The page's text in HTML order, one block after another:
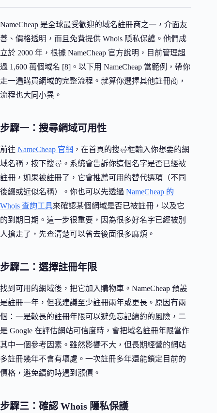
NameCheap 是全球最受歡迎的域名註冊商之一，介面友
善、價格透明，而且免費提供 Whois 隱私保護。他們成
立於 2000 年，根據 NameCheap 官方說明，目前管理超
過 1,600 萬個域名 [8]。以下用 NameCheap 當範例，帶你
走一遍購買網域的完整流程。就算你選擇其他註冊商，
流程也大同小異。
步驟一：搜尋網域可用性
前往 NameCheap 官網 ，在首頁的搜尋框輸入你想要的網
域名稱，按下搜尋。系統會告訴你這個名字是否已經被
註冊，如果被註冊了，它會推薦可用的替代選項（不同
後綴或近似名稱）。你也可以先透過 NameCheap 的
Whois 查詢工具來確認某個網域是否已被註冊，以及它
的到期日期。這一步很重要，因為很多好名字已經被別
人搶走了，先查清楚可以省去後面很多麻煩。
步驟二：選擇註冊年限
找到可用的網域後，把它加入購物車。NameCheap 預設
是註冊一年，但我建議至少註冊兩年或更長。原因有兩
個：一是較長的註冊年限可以避免忘記續約的風險，二
是 Google 在評估網站可信度時，會把域名註冊年限當作
其中一個參考因素。雖然影響不大，但長期經營的網站
多註冊幾年不會有壞處。一次註冊多年還能鎖定目前的
價格，避免續約時遇到漲價。
步驟三：確認 Whois 隱私保護